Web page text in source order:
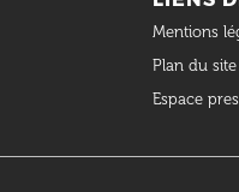
Mentions
Plan du site
Espace